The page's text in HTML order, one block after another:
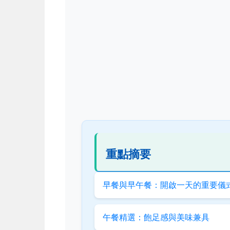
重點摘要
早餐與早午餐：開啟一天的重要儀
午餐精選：飽足感與美味兼具